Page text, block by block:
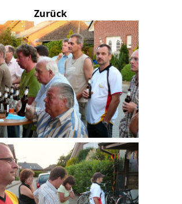
Zurück